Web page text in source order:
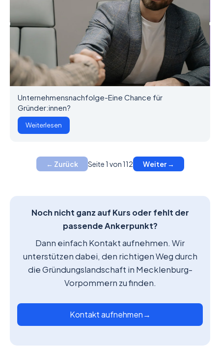
Unternehmensnachfolge-Eine Chance für
Gründer:innen?
Weiterlesen
← Zurück Seite 1 von 112 Weiter →
Noch nicht ganz auf Kurs oder fehlt der
passende Ankerpunkt?
Dann einfach Kontakt aufnehmen. Wir
unterstützen dabei, den richtigen Weg durch
die Gründungslandschaft in Mecklenburg-
Vorpommern zu finden.
Kontakt aufnehmen→